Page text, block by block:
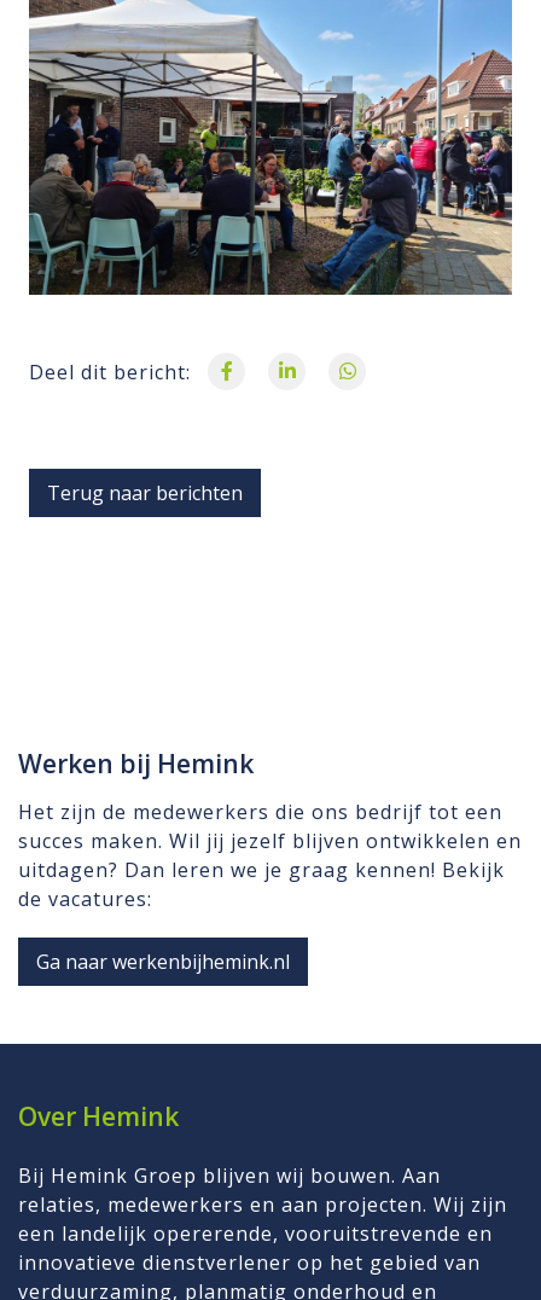
Deel dit bericht:
Terug naar berichten
Werken bij Hemink
Het zijn de medewerkers die ons bedrijf tot een
succes maken. Wil jij jezelf blijven ontwikkelen en
uitdagen? Dan leren we je graag kennen! Bekijk
de vacatures:
Ga naar werkenbijhemink.nl
Over Hemink
Bij Hemink Groep blijven wij bouwen. Aan
relaties, medewerkers en aan projecten. Wij zijn
een landelijk opererende, vooruitstrevende en
innovatieve dienstverlener op het gebied van
verduurzaming, planmatig onderhoud en